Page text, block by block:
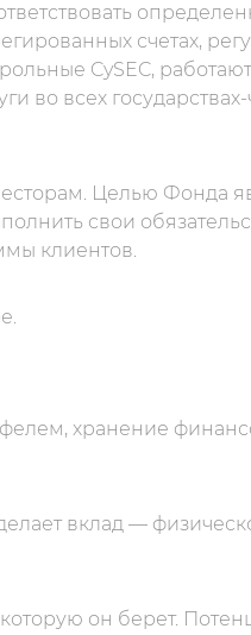
счетах,
CySEC,
во всех
Целью Фонда
свои
клиентов.
хранение
вклад —
он берет.